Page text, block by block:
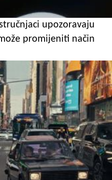
upozoravaju
promijeniti način